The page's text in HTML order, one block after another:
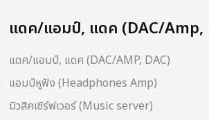
แดค/แอมป์, แดค (DAC/Amp,
แดค/แอมป์, แดค (DAC/AMP, DAC)
แอมป์หูฟัง (Headphones Amp)
มิวสิคเซิร์ฟเวอร์ (Music server)